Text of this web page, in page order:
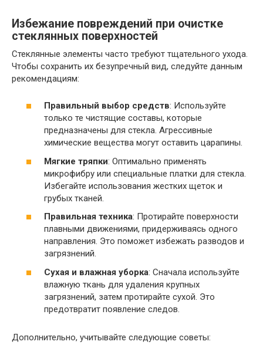
Избежание повреждений при очистке
стеклянных поверхностей
Стеклянные элементы часто требуют тщательного ухода.
Чтобы сохранить их безупречный вид, следуйте данным
рекомендациям:
Правильный выбор средств: Используйте
только те чистящие составы, которые
предназначены для стекла. Агрессивные
химические вещества могут оставить царапины.
Мягкие тряпки: Оптимально применять
микрофибру или специальные платки для стекла.
Избегайте использования жестких щеток и
грубых тканей.
Правильная техника: Протирайте поверхности
плавными движениями, придерживаясь одного
направления. Это поможет избежать разводов и
загрязнений.
Сухая и влажная уборка: Сначала используйте
влажную ткань для удаления крупных
загрязнений, затем протирайте сухой. Это
предотвратит появление следов.
Дополнительно, учитывайте следующие советы: